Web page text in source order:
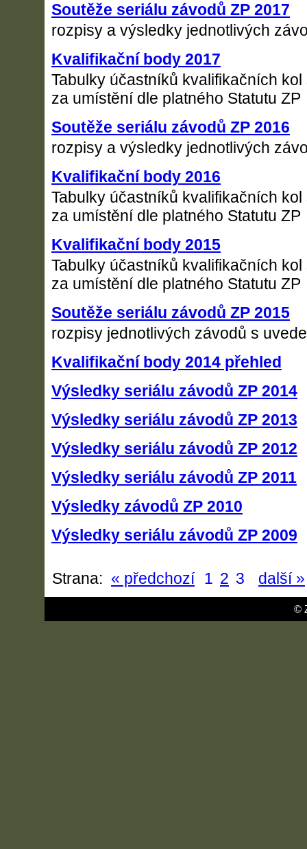
Soutěže seriálu závodů ZP 2017
rozpisy a výsledky jednotlivých
Kvalifikační body 2017
Tabulky účastníků kvalifikačních
za umístění dle platného Statutu ZP
Soutěže seriálu závodů ZP 2016
rozpisy a výsledky jednotlivých
Kvalifikační body 2016
Tabulky účastníků kvalifikačních
za umístění dle platného Statutu ZP
Kvalifikační body 2015
Tabulky účastníků kvalifikačních
za umístění dle platného Statutu ZP
Soutěže seriálu závodů ZP 2015
rozpisy jednotlivých závodů s
Kvalifikační body 2014 přehled
Výsledky seriálu závodů ZP 2014
Výsledky seriálu závodů ZP 2013
Výsledky seriálu závodů ZP 2012
Výsledky seriálu závodů ZP 2011
Výsledky závodů ZP 2010
Výsledky seriálu závodů ZP 2009
Strana: « předchozí 1 2 3 další »
©